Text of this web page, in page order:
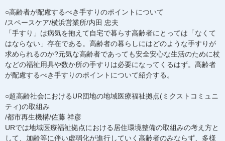
○高齢者が配慮するべき手すりのポイントについて
/スペースケア/横浜営業所/内田 忠夫
「手すり」は病気を抱えて自宅で暮らす高齢者にとっては「なくて
はならない」存在である。高齢者の暮らしにはどのような手すりが
求められるのか?元気な高齢者であっても安全安心な生活のために杖
などの福祉用具や数か所の手すりは必要になってくるはず。高齢者
が配慮するべき手すりのポイントについて紹介する。
○超高齢社会におけるUR団地の地域医療福祉拠点(ミクストコミュニ
ティ)の取組み
/都市再生機構/佐藤 祥彦
URでは地域医療福祉拠点における居住環境整備の取組みの考え方と
して、加齢等に伴い虚弱化が進行していく高齢者のみならず、多様